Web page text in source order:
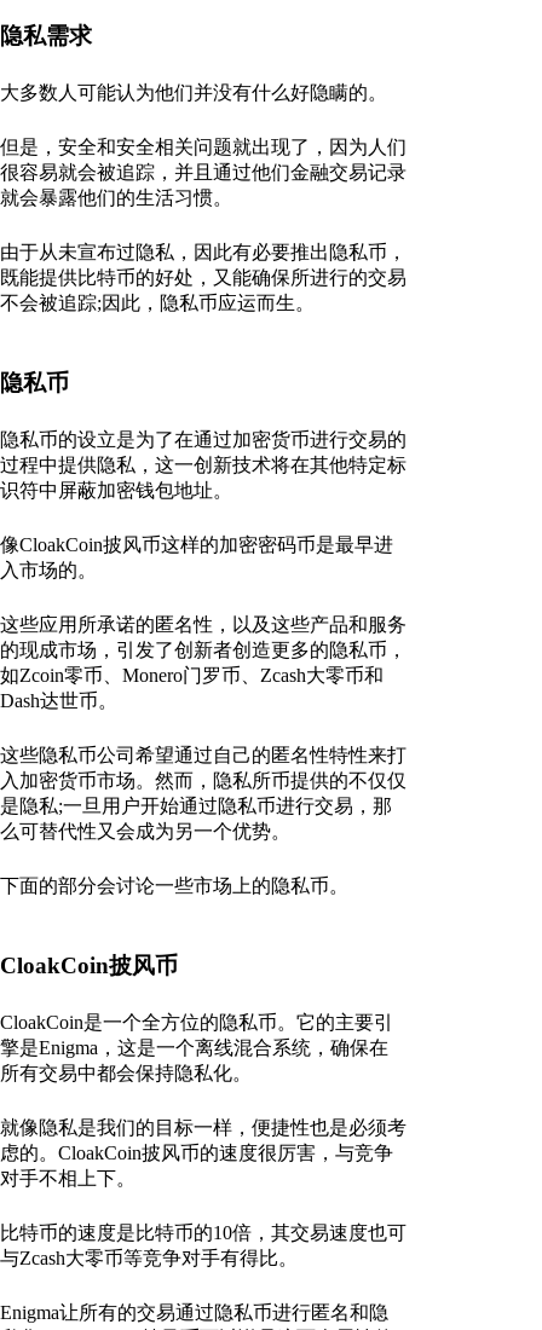
隐私需求
大多数人可能认为他们并没有什么好隐瞒的。
但是，安全和安全相关问题就出现了，因为人们
很容易就会被追踪，并且通过他们金融交易记录
就会暴露他们的生活习惯。
由于从未宣布过隐私，因此有必要推出隐私币，
既能提供比特币的好处，又能确保所进行的交易
不会被追踪;因此，隐私币应运而生。
隐私币
隐私币的设立是为了在通过加密货币进行交易的
过程中提供隐私，这一创新技术将在其他特定标
识符中屏蔽加密钱包地址。
像CloakCoin披风币这样的加密密码币是最早进
入市场的。
这些应用所承诺的匿名性，以及这些产品和服务
的现成市场，引发了创新者创造更多的隐私币，
如Zcoin零币、Monero门罗币、Zcash大零币和
Dash达世币。
这些隐私币公司希望通过自己的匿名性特性来打
入加密货币市场。然而，隐私所币提供的不仅仅
是隐私;一旦用户开始通过隐私币进行交易，那
么可替代性又会成为另一个优势。
下面的部分会讨论一些市场上的隐私币。
CloakCoin披风币
CloakCoin是一个全方位的隐私币。它的主要引
擎是Enigma，这是一个离线混合系统，确保在
所有交易中都会保持隐私化。
就像隐私是我们的目标一样，便捷性也是必须考
虑的。CloakCoin披风币的速度很厉害，与竞争
对手不相上下。
比特币的速度是比特币的10倍，其交易速度也可
与Zcash大零币等竞争对手有得比。
Enigma让所有的交易通过隐私币进行匿名和隐